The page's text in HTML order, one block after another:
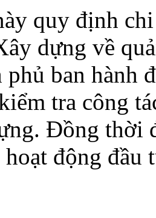
quy định
dựng về
ban hành
tra công
Đồng thời
động đầu